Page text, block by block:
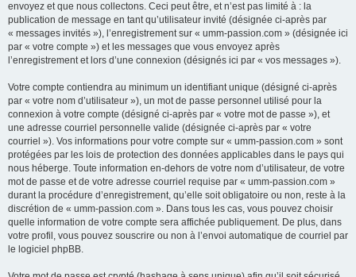
envoyez et que nous collectons. Ceci peut être, et n’est pas limité à : la
publication de message en tant qu’utilisateur invité (désignée ci-après par
« messages invités »), l’enregistrement sur « umm-passion.com » (désignée ici
par « votre compte ») et les messages que vous envoyez après
l’enregistrement et lors d’une connexion (désignés ici par « vos messages »).
Votre compte contiendra au minimum un identifiant unique (désigné ci-après
par « votre nom d’utilisateur »), un mot de passe personnel utilisé pour la
connexion à votre compte (désigné ci-après par « votre mot de passe »), et
une adresse courriel personnelle valide (désignée ci-après par « votre
courriel »). Vos informations pour votre compte sur « umm-passion.com » sont
protégées par les lois de protection des données applicables dans le pays qui
nous héberge. Toute information en-dehors de votre nom d’utilisateur, de votre
mot de passe et de votre adresse courriel requise par « umm-passion.com »
durant la procédure d’enregistrement, qu’elle soit obligatoire ou non, reste à la
discrétion de « umm-passion.com ». Dans tous les cas, vous pouvez choisir
quelle information de votre compte sera affichée publiquement. De plus, dans
votre profil, vous pouvez souscrire ou non à l’envoi automatique de courriel par
le logiciel phpBB.